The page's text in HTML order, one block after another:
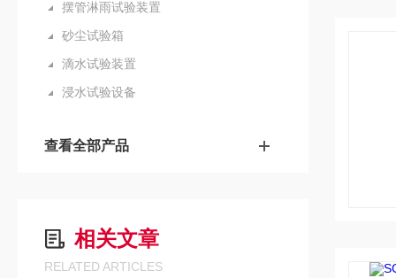
摆管淋雨试验装置
砂尘试验箱
滴水试验装置
浸水试验设备
查看全部产品
相关文章
RELATED ARTICLES